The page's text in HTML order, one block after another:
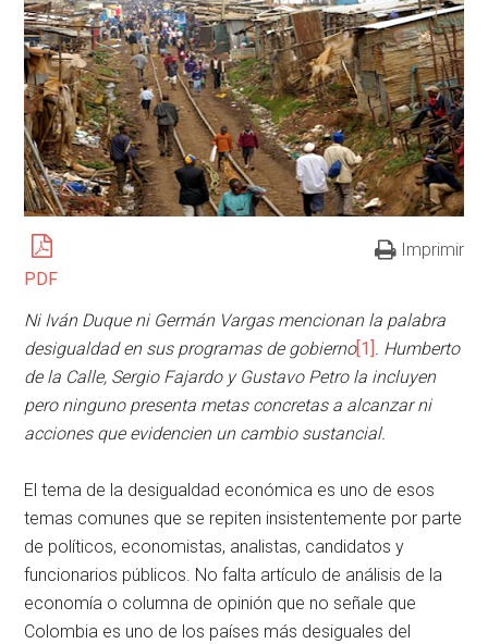
PDF
Imprimir
Ni Iván Duque ni Germán Vargas mencionan la palabra
desigualdad en sus programas de gobierno[1] . Humberto
de la Calle, Sergio Fajardo y Gustavo Petro la incluyen
pero ninguno presenta metas concretas a alcanzar ni
acciones que evidencien un cambio sustancial.
El tema de la desigualdad económica es uno de esos
temas comunes que se repiten insistentemente por parte
de políticos, economistas, analistas, candidatos y
funcionarios públicos. No falta artículo de análisis de la
economía o columna de opinión que no señale que
Colombia es uno de los países más desiguales del